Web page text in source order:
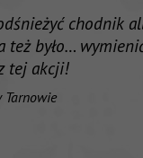
chodnik
też było…
tej akcji!
Tarnowie